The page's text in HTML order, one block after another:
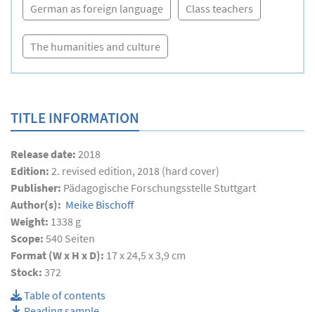
German as foreign language Class teachers
The humanities and culture
TITLE INFORMATION
Release date: 2018
Edition: 2. revised edition, 2018 (hard cover)
Publisher: Pädagogische Forschungsstelle Stuttgart
Author(s): Meike Bischoff
Weight: 1338 g
Scope: 540 Seiten
Format (W x H x D): 17 x 24,5 x 3,9 cm
Stock: 372
Table of contents